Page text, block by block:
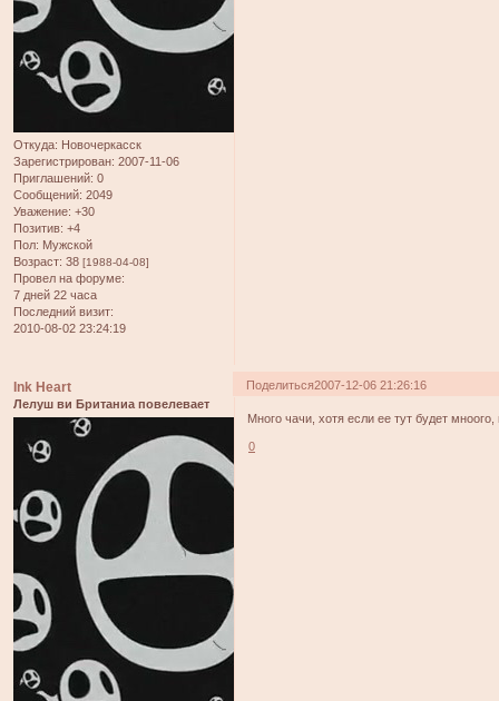
Откуда: Новочеркасск
Зарегистрирован: 2007-11-06
Приглашений: 0
Сообщений: 2049
Уважение: +30
Позитив: +4
Пол: Мужской
Возраст: 38 [1988-04-08]
Провел на форуме:
7 дней 22 часа
Последний визит:
2010-08-02 23:24:19
Поделиться2007-12-06 21:26:16
Ink Heart
Лелуш ви Британиа повелевает
Много чачи, хотя если ее тут будет
0